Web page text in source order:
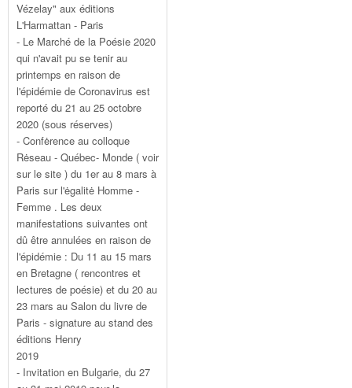
Vézelay" aux éditions
L'Harmattan - Paris
- Le Marché de la Poésie 2020
qui n'avait pu se tenir au
printemps en raison de
l'épidémie de Coronavirus est
reporté du 21 au 25 octobre
2020 (sous réserves)
- Confėrence au colloque
Rėseau - Québec- Monde ( voir
sur le site ) du 1er au 8 mars à
Paris sur l'ėgalitė Homme -
Femme . Les deux
manifestations suivantes ont
dû être annulées en raison de
l'épidémie : Du 11 au 15 mars
en Bretagne ( rencontres et
lectures de poésie) et du 20 au
23 mars au Salon du livre de
Paris - signature au stand des
éditions Henry
2019
- Invitation en Bulgarie, du 27